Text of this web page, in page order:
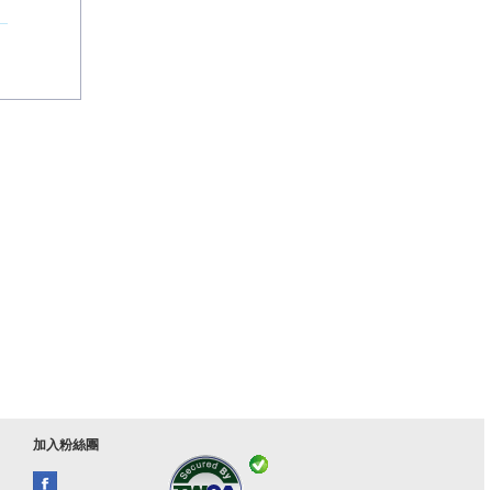
加入粉絲團